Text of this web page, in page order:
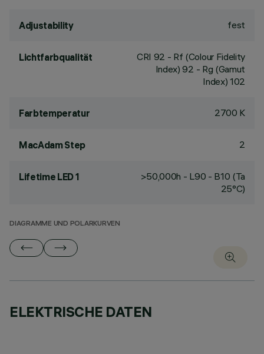
Adjustability fest
Lichtfarbqualität CRI 92 - Rf (Colour Fidelity
Index) 92 - Rg (Gamut
Index) 102
Farbtemperatur 2700 K
MacAdam Step 2
Lifetime LED 1
>50,000h - L90 - B10 (Ta
25°C)
DIAGRAMME UND POLARKURVEN
ELEKTRISCHE DATEN